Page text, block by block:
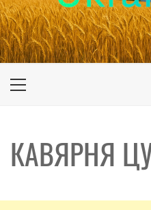
UKRAINE-IS
ПУТЕШЕСТВИЕ ПО
Primary
КАВЯРНЯ